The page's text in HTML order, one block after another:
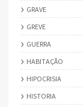
GRAVE
GREVE
GUERRA
HABITAÇÃO
HIPOCRISIA
HISTORIA